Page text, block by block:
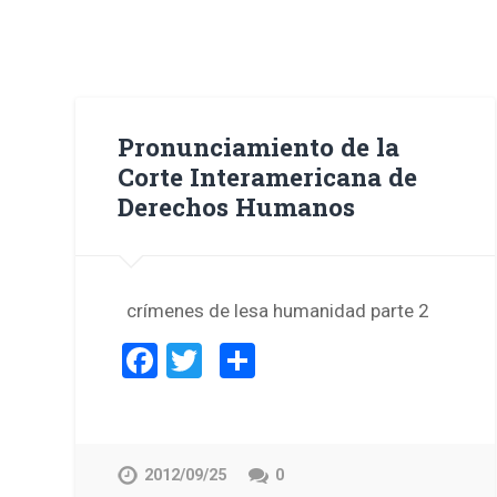
Pronunciamiento de la
Corte Interamericana de
Derechos Humanos
crímenes de lesa humanidad parte 2
Facebook
Twitter
2012/09/25 0